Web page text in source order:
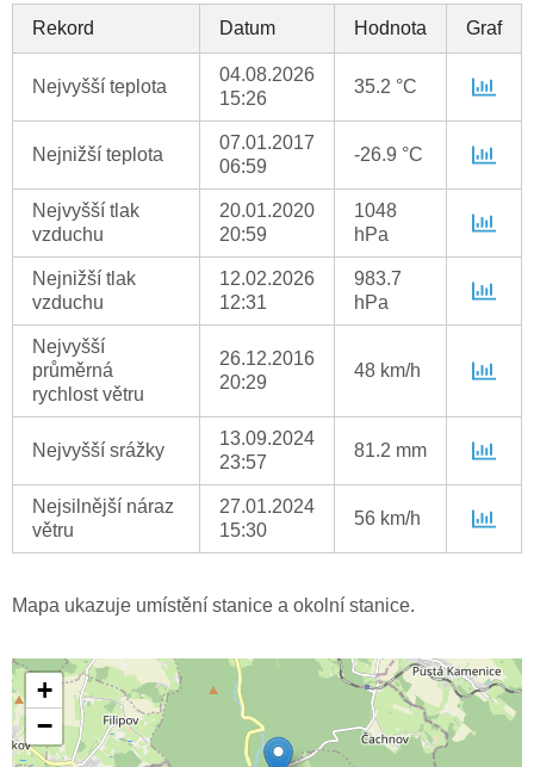
Rekord Datum Hodnota Graf
Nejvyšší teplota
04.08.2026
15:26
35.2 °C
Nejnižší teplota
07.01.2017
06:59
-26.9 °C
Nejvyšší tlak
vzduchu
20.01.2020
20:59
1048
hPa
Nejnižší tlak
vzduchu
12.02.2026
12:31
983.7
hPa
Nejvyšší
průměrná
rychlost větru
26.12.2016
20:29
48 km/h
Nejvyšší srážky
13.09.2024
23:57
81.2 mm
Nejsilnější náraz
větru
27.01.2024
15:30
56 km/h
Mapa ukazuje umístění stanice a okolní stanice.
+
−